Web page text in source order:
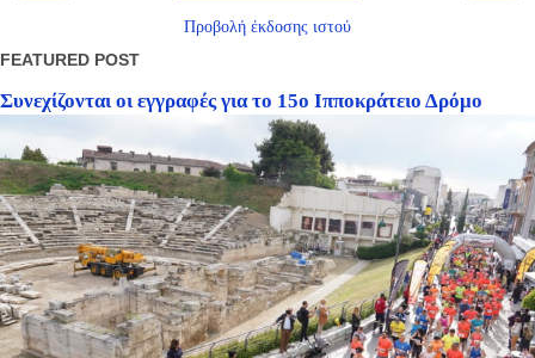
Προβολή έκδοσης ιστού
FEATURED POST
Συνεχίζονται οι εγγραφές για το 15ο Ιπποκράτειο Δρόμο